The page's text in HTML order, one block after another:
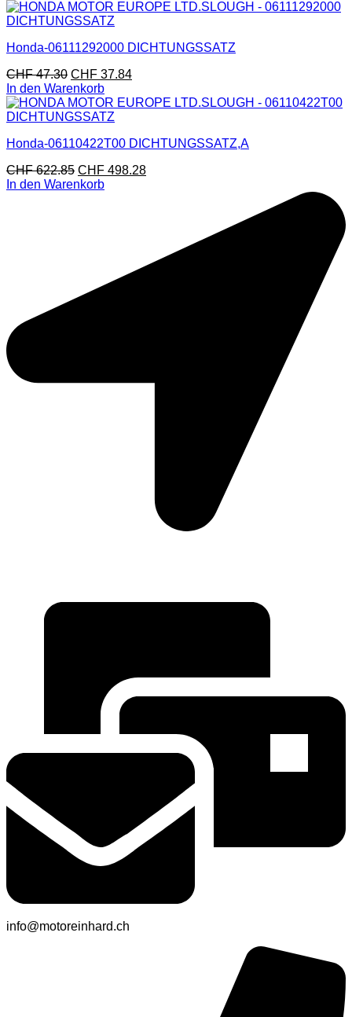
Honda-06111292000 DICHTUNGSSATZ
CHF47.30 CHF 37.84
In den Warenkorb
Honda-06110422T00 DICHTUNGSSATZ,A
CHF622.85 CHF 498.28
In den Warenkorb
info@motoreinhard.ch